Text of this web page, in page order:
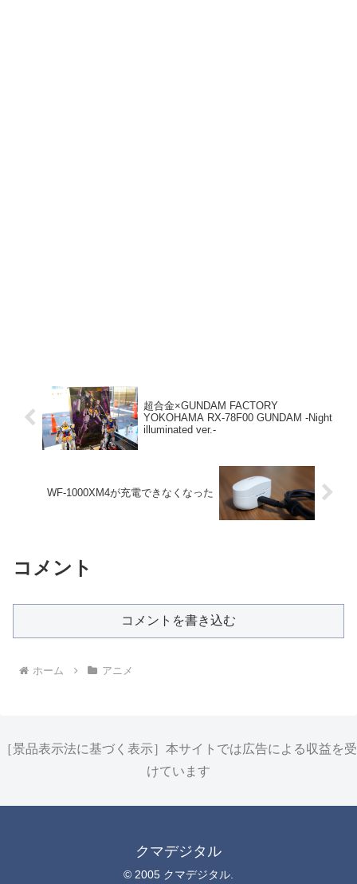
超合金×GUNDAM FACTORY
YOKOHAMA RX-78F00 GUNDAM ‐Night
illuminated ver.-
WF-1000XM4が充電できなくなった
コメント
コメントを書き込む
ホーム アニメ
［景品表示法に基づく表示］本サイトでは広告による収益を受
けています
クマデジタル
© 2005 クマデジタル.